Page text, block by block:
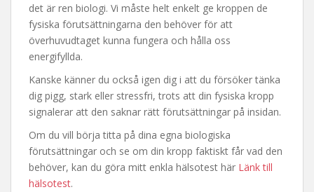
det är ren biologi. Vi måste helt enkelt ge kroppen de
fysiska förutsättningarna den behöver för att
överhuvudtaget kunna fungera och hålla oss
energifyllda.
Kanske känner du också igen dig i att du försöker tänka
dig pigg, stark eller stressfri, trots att din fysiska kropp
signalerar att den saknar rätt förutsättningar på insidan.
Om du vill börja titta på dina egna biologiska
förutsättningar och se om din kropp faktiskt får vad den
behöver, kan du göra mitt enkla hälsotest här Länk till
hälsotest.